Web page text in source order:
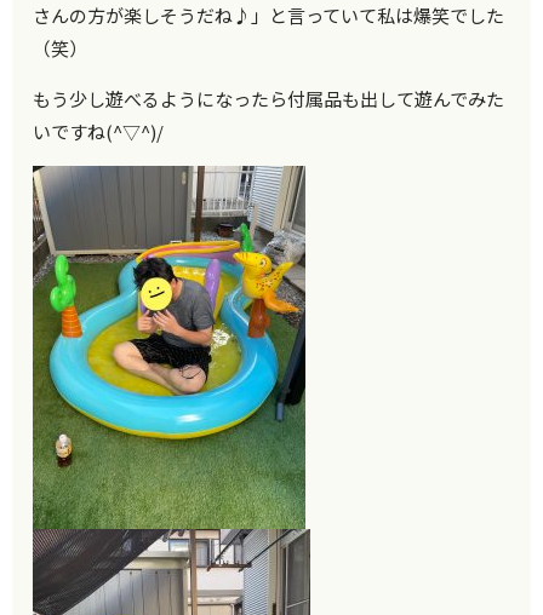
さんの方が楽しそうだね♪」と言っていて私は爆笑でした
（笑）
もう少し遊べるようになったら付属品も出して遊んでみた
いですね(^▽^)/